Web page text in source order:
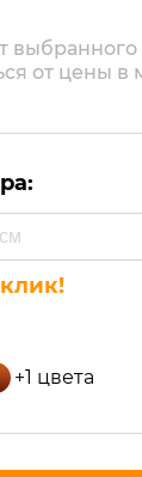
от цены в
+1 цвета